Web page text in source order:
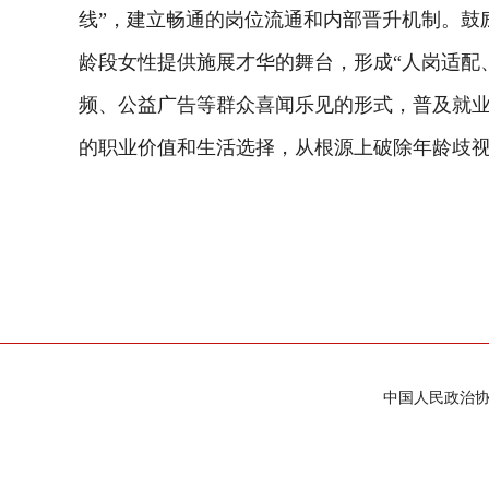
线”，建立畅通的岗位流通和内部晋升机制。
龄段女性提供施展才华的舞台，形成“人岗适
频、公益广告等群众喜闻乐见的形式，普及就
的职业价值和生活选择，从根源上破除年龄歧
中国人民政治